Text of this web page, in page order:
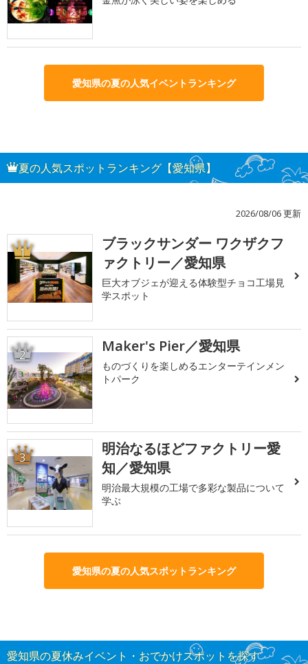
愛知県の夏の人気イベントランキング
夏の人気スポットランキング【愛知県】
2026/08/06 更新
1
ブラックサンダー ワクザクフ
ァクトリー／愛知県
巨大オブジェが迎える体験型チョコ工場見
学スポット
2 Maker's Pier／愛知県
ものづくりを楽しめるエンターテインメン
トパーク
3
明治なるほどファクトリー愛
知／愛知県
明治最大規模の工場で多彩な製品について
学ぶ
愛知県の夏の人気スポットランキング
愛知県の夏休みイベント・おでかけスポットを探す